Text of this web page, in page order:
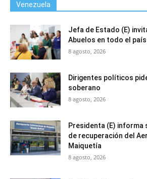
Venezuela
Jefa de Estado (E)
Abuelos en todo el país
8 agosto, 2026
Dirigentes políticos
soberano
8 agosto, 2026
Presidenta (E)
de recuperación del
Maiquetía
8 agosto, 2026